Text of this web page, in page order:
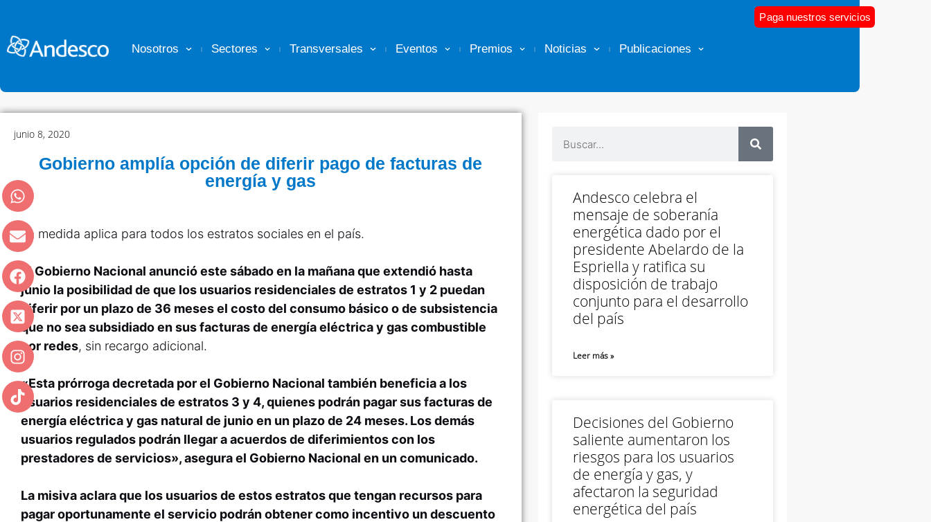
Nosotros Sectores Transversales Eventos Premios Noticias Publicaciones
Paga nuestros servicios
junio 8, 2020
Gobierno amplía opción de diferir pago de facturas de
energía y gas
La medida aplica para todos los estratos sociales en el país.
El Gobierno Nacional anunció este sábado en la mañana que extendió hasta
junio la posibilidad de que los usuarios residenciales de estratos 1 y 2 puedan
diferir por un plazo de 36 meses el costo del consumo básico o de subsistencia
que no sea subsidiado en sus facturas de energía eléctrica y gas combustible
por redes, sin recargo adicional.
«Esta prórroga decretada por el Gobierno Nacional también beneficia a los
usuarios residenciales de estratos 3 y 4, quienes podrán pagar sus facturas de
energía eléctrica y gas natural de junio en un plazo de 24 meses. Los demás
usuarios regulados podrán llegar a acuerdos de diferimientos con los
prestadores de servicios», asegura el Gobierno Nacional en un comunicado.
La misiva aclara que los usuarios de estos estratos que tengan recursos para
pagar oportunamente el servicio podrán obtener como incentivo un descuento
Andesco celebra el
mensaje de soberanía
energética dado por el
presidente Abelardo de la
Espriella y ratifica su
disposición de trabajo
conjunto para el desarrollo
del país
Leer más »
Decisiones del Gobierno
saliente aumentaron los
riesgos para los usuarios
de energía y gas, y
afectaron la seguridad
energética del país